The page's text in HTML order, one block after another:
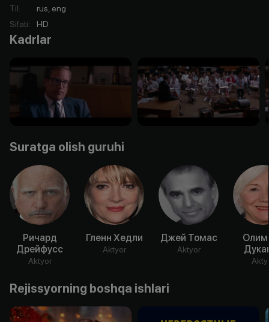
Til:
rus, eng
Sifati: HD
Kadrlar
Suratga olish guruhi
Ричард
Дрейфусс
Aktyor
Гленн Хедли
Aktyor
Джей Томас
Aktyor
Rejissyorning boshqa ishlari